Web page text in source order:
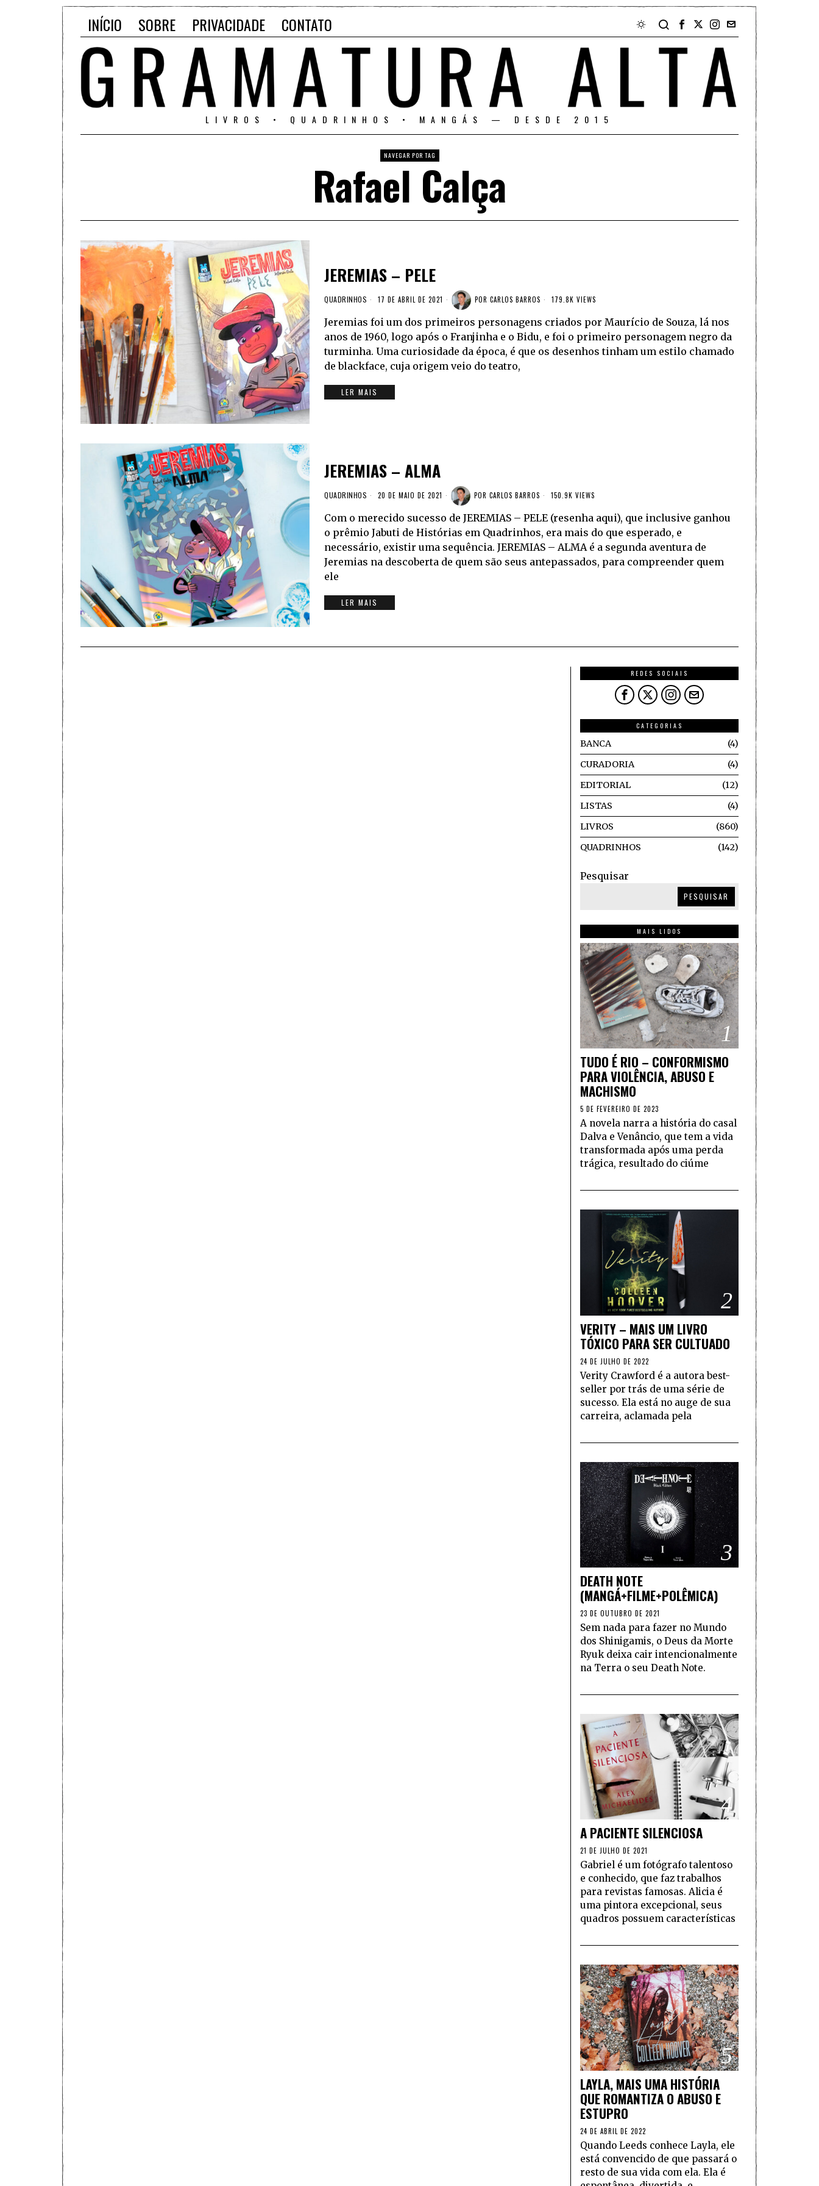
INÍCIO SOBRE PRIVACIDADE CONTATO
LIVROS • QUADRINHOS • MANGÁS — DESDE 2015
NAVEGAR POR TAG
Rafael Calça
JEREMIAS – PELE
QUADRINHOS 17 DE ABRIL DE 2021 POR CARLOS BARROS 179.8K VIEWS
Jeremias foi um dos primeiros personagens criados por Maurício de Souza, lá nos
anos de 1960, logo após o Franjinha e o Bidu, e foi o primeiro personagem negro da
turminha. Uma curiosidade da época, é que os desenhos tinham um estilo chamado
de blackface, cuja origem veio do teatro,
LER MAIS
JEREMIAS – ALMA
QUADRINHOS 20 DE MAIO DE 2021 POR CARLOS BARROS 150.9K VIEWS
Com o merecido sucesso de JEREMIAS – PELE (resenha aqui), que inclusive ganhou
o prêmio Jabuti de Histórias em Quadrinhos, era mais do que esperado, e
necessário, existir uma sequência. JEREMIAS – ALMA é a segunda aventura de
Jeremias na descoberta de quem são seus antepassados, para compreender quem
ele
LER MAIS
REDES SOCIAIS
CATEGORIAS
BANCA
4
CURADORIA
4
EDITORIAL
12
LISTAS
4
LIVROS
860
QUADRINHOS
142
Pesquisar
PESQUISAR
MAIS LIDOS
1
TUDO É RIO – CONFORMISMO
PARA VIOLÊNCIA, ABUSO E
MACHISMO
5 DE FEVEREIRO DE 2023
A novela narra a história do casal
Dalva e Venâncio, que tem a vida
transformada após uma perda
trágica, resultado do ciúme
2
VERITY – MAIS UM LIVRO
TÓXICO PARA SER CULTUADO
24 DE JULHO DE 2022
Verity Crawford é a autora best-
seller por trás de uma série de
sucesso. Ela está no auge de sua
carreira, aclamada pela
3
DEATH NOTE
(MANGÁ+FILME+POLÊMICA)
23 DE OUTUBRO DE 2021
Sem nada para fazer no Mundo
dos Shinigamis, o Deus da Morte
Ryuk deixa cair intencionalmente
na Terra o seu Death Note.
4
A PACIENTE SILENCIOSA
21 DE JULHO DE 2021
Gabriel é um fotógrafo talentoso
e conhecido, que faz trabalhos
para revistas famosas. Alicia é
uma pintora excepcional, seus
quadros possuem características
5
LAYLA, MAIS UMA HISTÓRIA
QUE ROMANTIZA O ABUSO E
ESTUPRO
24 DE ABRIL DE 2022
Quando Leeds conhece Layla, ele
está convencido de que passará o
resto de sua vida com ela. Ela é